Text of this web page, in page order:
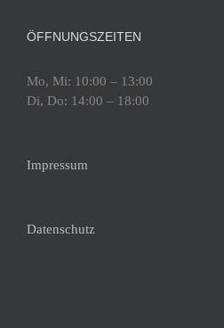
ÖFFNUNGSZEITEN
Mo, Mi: 10:00 – 13:00
Di, Do: 14:00 – 18:00
Impressum
Datenschutz